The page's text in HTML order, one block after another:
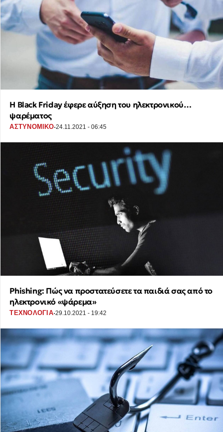
Η Black Friday έφερε αύξηση του ηλεκτρονικού…
ψαρέματος
ΑΣΤΥΝΟΜΙΚΟ·24.11.2021 - 06:45
Phishing: Πώς να προστατεύσετε τα παιδιά σας από το
ηλεκτρονικό «ψάρεμα»
ΤΕΧΝΟΛΟΓΙΑ·29.10.2021 - 19:42